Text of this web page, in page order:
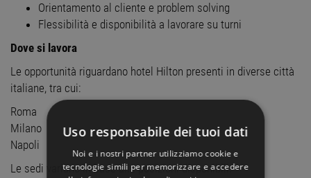
Orientamento al cliente e problem solving
Flessibilità e disponibilità a lavorare su turni
Dove si lavora
Le opportunità riguardano hotel Hilton presenti in diverse città
italiane, tra cui:
Roma
Milano
Napoli
Le sedi variano in base alle posizioni disponibili.
Uso responsabile dei tuoi dati
Noi e i nostri partner utilizziamo cookie e
tecnologie simili per memorizzare e accedere